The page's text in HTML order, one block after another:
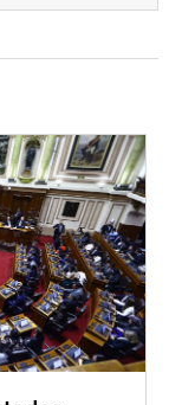
colores
de trabajar en
estas
pueblos.
se
se realicen
fue conducido
(PL), quien
y votación